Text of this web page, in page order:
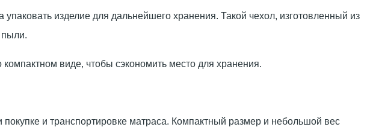
изделие для дальнейшего хранения. Такой чехол, изготовленный из
пыли.
виде, чтобы сэкономить место для хранения.
и транспортировке матраса. Компактный размер и небольшой вес